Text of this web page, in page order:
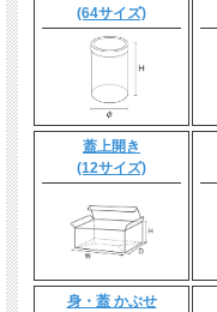
(64サイズ)
蓋上開き
(12サイズ)
身・蓋 かぶせ